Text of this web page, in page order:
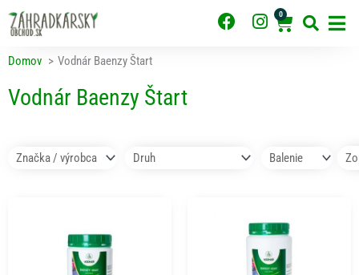
na
obsah
F
I
m
0
Cart
Domov Vodnár Baenzy Štart
Vodnár Baenzy Štart